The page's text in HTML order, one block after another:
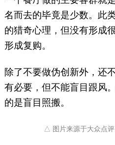
名而去的毕竟是少数。此
的猎奇心理，但没有形成
形成复购。
除了不要做伪创新外，还
有必要，但不能盲目跟风
的是盲目照搬。
△ 图片来源于大众点